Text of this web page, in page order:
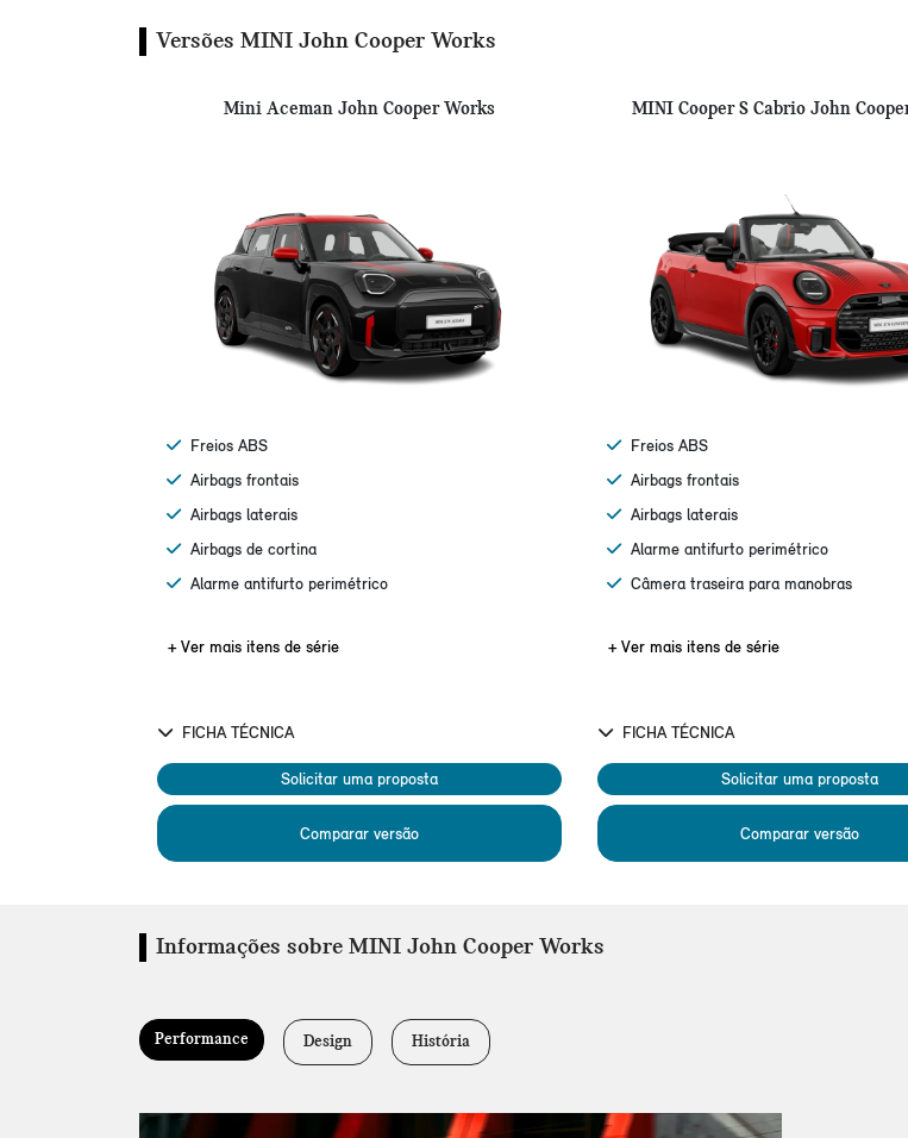
Versões MINI John Cooper Works
Mini Aceman John Cooper Works
Freios ABS
Airbags frontais
Airbags laterais
Airbags de cortina
Alarme antifurto perimétrico
+ Ver mais itens de série
FICHA TÉCNICA
Solicitar uma proposta
Comparar versão
MINI Cooper S Cabrio John
Freios ABS
Airbags frontais
Airbags laterais
Alarme antifurto perimétrico
Câmera traseira para manobras
+ Ver mais itens de série
FICHA TÉCNICA
Solicitar uma proposta
Comparar versão
Informações sobre MINI John Cooper Works
Performance Design História